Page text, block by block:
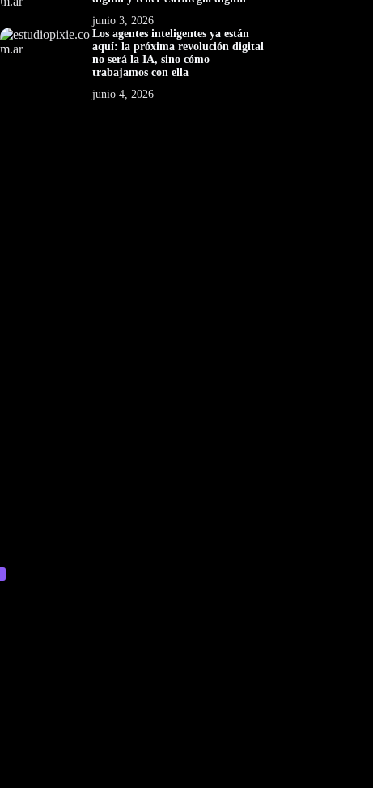
junio 3, 2026
Los agentes inteligentes ya están
aquí: la próxima revolución digital
no será la IA, sino cómo
trabajamos con ella
junio 4, 2026